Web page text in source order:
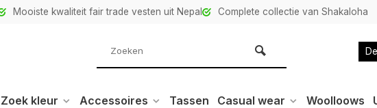
Mooiste kwaliteit fair trade vesten uit Nepal Complete collectie van Shakaloha
Zoek kleur Accessoires Tassen Casual wear Woolloows